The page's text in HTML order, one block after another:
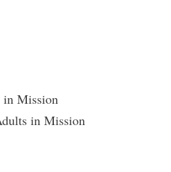
in Mission
in Mission